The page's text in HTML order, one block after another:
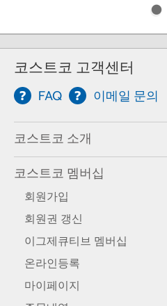
코스트코 고객센터
FAQ 이메일 문의
코스트코 소개
코스트코 멤버십
회원가입
회원권 갱신
이그제큐티브 멤버십
온라인등록
마이페이지